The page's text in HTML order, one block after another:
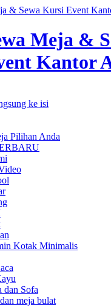
Meja &
Kantor
ke isi
Pilihan Anda
Kotak Minimalis
dan Sofa
meja bulat